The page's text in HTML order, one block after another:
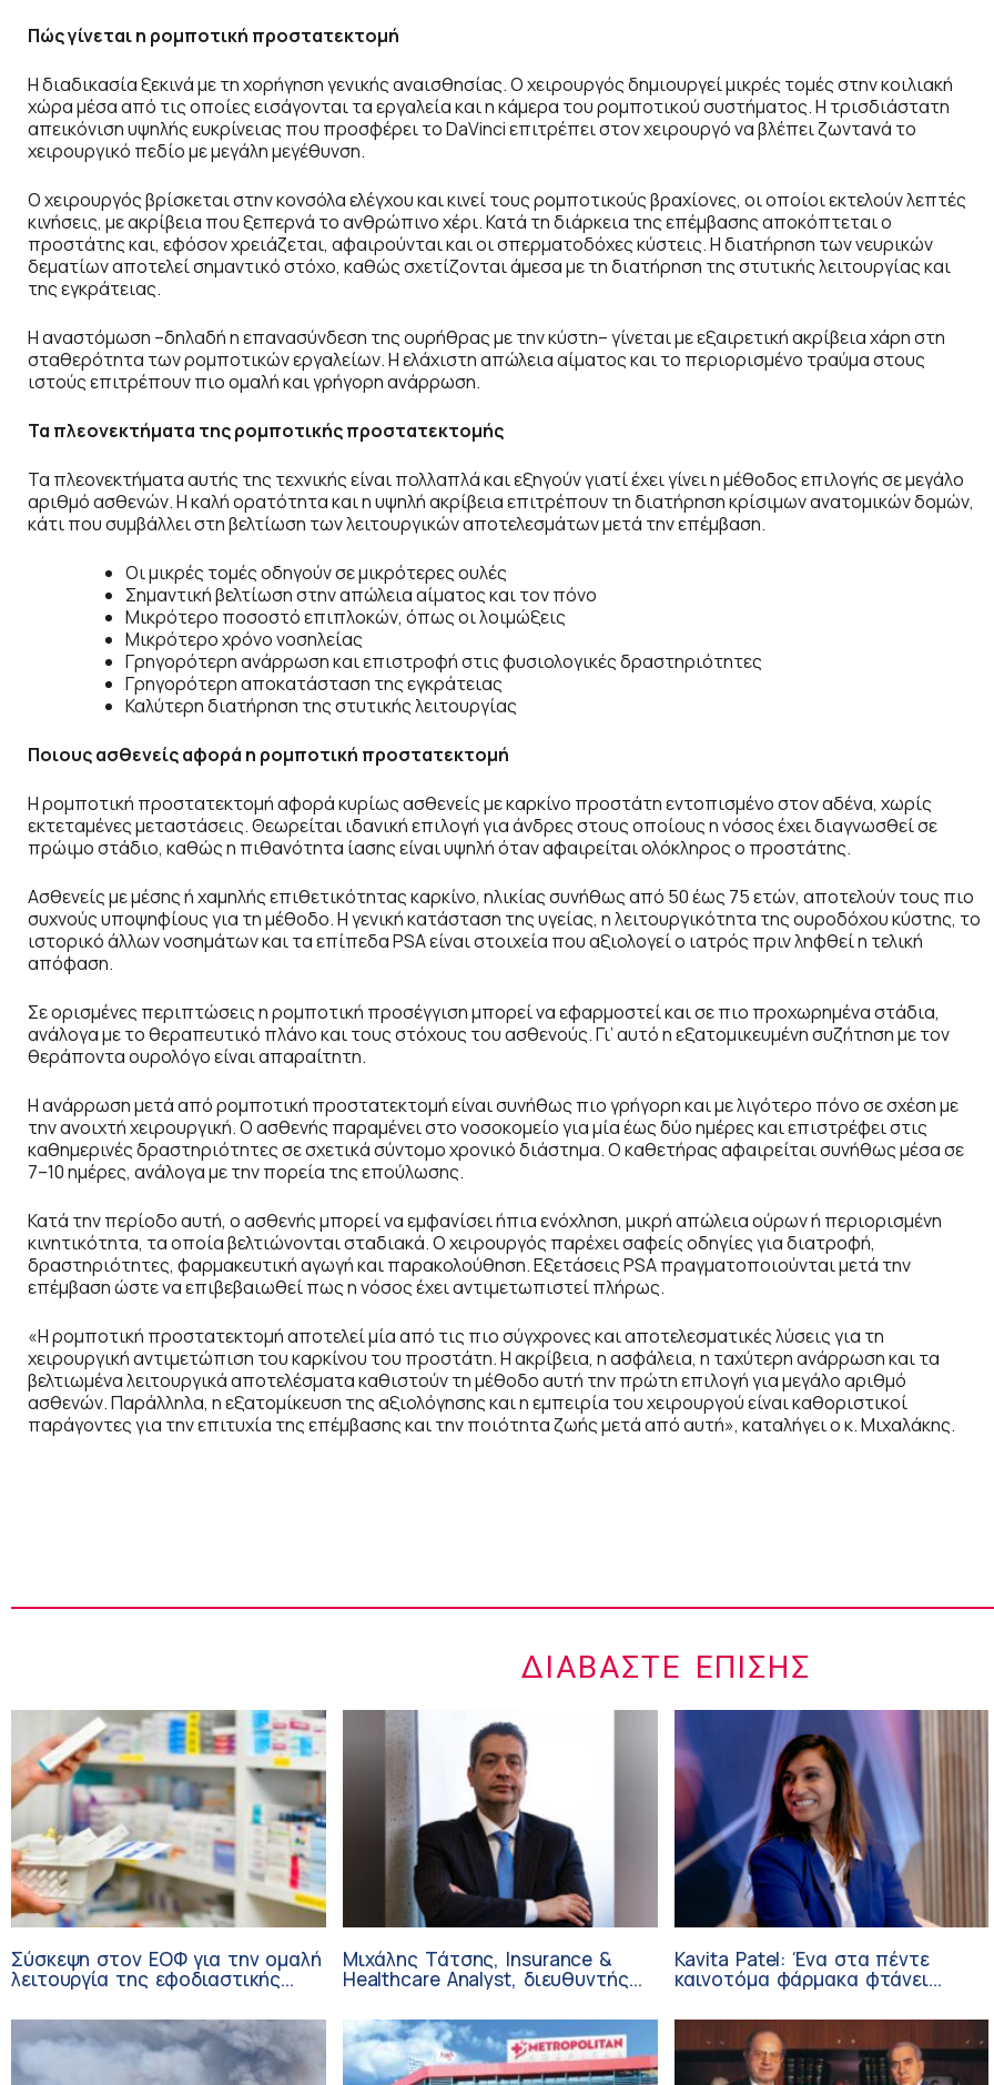
Πώς γίνεται η ρομποτική προστατεκτομή
Η διαδικασία ξεκινά με τη χορήγηση γενικής αναισθησίας. Ο χειρουργός δημιουργεί μικρές τομές στην κοιλιακή
χώρα μέσα από τις οποίες εισάγονται τα εργαλεία και η κάμερα του ρομποτικού συστήματος. Η τρισδιάστατη
απεικόνιση υψηλής ευκρίνειας που προσφέρει το DaVinci επιτρέπει στον χειρουργό να βλέπει ζωντανά το
χειρουργικό πεδίο με μεγάλη μεγέθυνση.
Ο χειρουργός βρίσκεται στην κονσόλα ελέγχου και κινεί τους ρομποτικούς βραχίονες, οι οποίοι εκτελούν λεπτές
κινήσεις, με ακρίβεια που ξεπερνά το ανθρώπινο χέρι. Κατά τη διάρκεια της επέμβασης αποκόπτεται ο
προστάτης και, εφόσον χρειάζεται, αφαιρούνται και οι σπερματοδόχες κύστεις. Η διατήρηση των νευρικών
δεματίων αποτελεί σημαντικό στόχο, καθώς σχετίζονται άμεσα με τη διατήρηση της στυτικής λειτουργίας και
της εγκράτειας.
Η αναστόμωση –δηλαδή η επανασύνδεση της ουρήθρας με την κύστη– γίνεται με εξαιρετική ακρίβεια χάρη στη
σταθερότητα των ρομποτικών εργαλείων. Η ελάχιστη απώλεια αίματος και το περιορισμένο τραύμα στους
ιστούς επιτρέπουν πιο ομαλή και γρήγορη ανάρρωση.
Τα πλεονεκτήματα της ρομποτικής προστατεκτομής
Τα πλεονεκτήματα αυτής της τεχνικής είναι πολλαπλά και εξηγούν γιατί έχει γίνει η μέθοδος επιλογής σε μεγάλο
αριθμό ασθενών. Η καλή ορατότητα και η υψηλή ακρίβεια επιτρέπουν τη διατήρηση κρίσιμων ανατομικών δομών,
κάτι που συμβάλλει στη βελτίωση των λειτουργικών αποτελεσμάτων μετά την επέμβαση.
Οι μικρές τομές οδηγούν σε μικρότερες ουλές
Σημαντική βελτίωση στην απώλεια αίματος και τον πόνο
Μικρότερο ποσοστό επιπλοκών, όπως οι λοιμώξεις
Μικρότερο χρόνο νοσηλείας
Γρηγορότερη ανάρρωση και επιστροφή στις φυσιολογικές δραστηριότητες
Γρηγορότερη αποκατάσταση της εγκράτειας
Καλύτερη διατήρηση της στυτικής λειτουργίας
Ποιους ασθενείς αφορά η ρομποτική προστατεκτομή
Η ρομποτική προστατεκτομή αφορά κυρίως ασθενείς με καρκίνο προστάτη εντοπισμένο στον αδένα, χωρίς
εκτεταμένες μεταστάσεις. Θεωρείται ιδανική επιλογή για άνδρες στους οποίους η νόσος έχει διαγνωσθεί σε
πρώιμο στάδιο, καθώς η πιθανότητα ίασης είναι υψηλή όταν αφαιρείται ολόκληρος ο προστάτης.
Ασθενείς με μέσης ή χαμηλής επιθετικότητας καρκίνο, ηλικίας συνήθως από 50 έως 75 ετών, αποτελούν τους πιο
συχνούς υποψηφίους για τη μέθοδο. Η γενική κατάσταση της υγείας, η λειτουργικότητα της ουροδόχου κύστης, το
ιστορικό άλλων νοσημάτων και τα επίπεδα PSA είναι στοιχεία που αξιολογεί ο ιατρός πριν ληφθεί η τελική
απόφαση.
Σε ορισμένες περιπτώσεις η ρομποτική προσέγγιση μπορεί να εφαρμοστεί και σε πιο προχωρημένα στάδια,
ανάλογα με το θεραπευτικό πλάνο και τους στόχους του ασθενούς. Γι’ αυτό η εξατομικευμένη συζήτηση με τον
θεράποντα ουρολόγο είναι απαραίτητη.
Η ανάρρωση μετά από ρομποτική προστατεκτομή είναι συνήθως πιο γρήγορη και με λιγότερο πόνο σε σχέση με
την ανοιχτή χειρουργική. Ο ασθενής παραμένει στο νοσοκομείο για μία έως δύο ημέρες και επιστρέφει στις
καθημερινές δραστηριότητες σε σχετικά σύντομο χρονικό διάστημα. Ο καθετήρας αφαιρείται συνήθως μέσα σε
7–10 ημέρες, ανάλογα με την πορεία της επούλωσης.
Κατά την περίοδο αυτή, ο ασθενής μπορεί να εμφανίσει ήπια ενόχληση, μικρή απώλεια ούρων ή περιορισμένη
κινητικότητα, τα οποία βελτιώνονται σταδιακά. Ο χειρουργός παρέχει σαφείς οδηγίες για διατροφή,
δραστηριότητες, φαρμακευτική αγωγή και παρακολούθηση. Εξετάσεις PSA πραγματοποιούνται μετά την
επέμβαση ώστε να επιβεβαιωθεί πως η νόσος έχει αντιμετωπιστεί πλήρως.
«Η ρομποτική προστατεκτομή αποτελεί μία από τις πιο σύγχρονες και αποτελεσματικές λύσεις για τη
χειρουργική αντιμετώπιση του καρκίνου του προστάτη. Η ακρίβεια, η ασφάλεια, η ταχύτερη ανάρρωση και τα
βελτιωμένα λειτουργικά αποτελέσματα καθιστούν τη μέθοδο αυτή την πρώτη επιλογή για μεγάλο αριθμό
ασθενών. Παράλληλα, η εξατομίκευση της αξιολόγησης και η εμπειρία του χειρουργού είναι καθοριστικοί
παράγοντες για την επιτυχία της επέμβασης και την ποιότητα ζωής μετά από αυτή», καταλήγει ο κ. Μιχαλάκης.
ΔΙΑΒΆΣΤΕ ΕΠΊΣΗΣ
Σύσκεψη στον ΕΟΦ για την ομαλή
λειτουργία της εφοδιαστικής
διάρκεια του καλοκαιριού
Μιχάλης Τάτσης, Insurance &
Healthcare Analyst, διευθυντής
Ομίλου HHG
Kavita Patel: Ένα στα πέντε
καινοτόμα φάρμακα φτάνει